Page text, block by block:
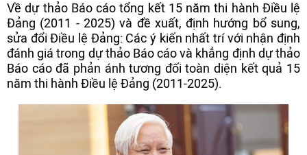
Về dự thảo Báo cáo tổng kết 15 năm thi hành Điều lệ
Đảng (2011 - 2025) và đề xuất, định hướng bổ sung,
sửa đổi Điều lệ Đảng: Các ý kiến nhất trí với nhận định
đánh giá trong dự thảo Báo cáo và khẳng định dự thảo
Báo cáo đã phản ánh tương đối toàn diện kết quả 15
năm thi hành Điều lệ Đảng (2011-2025).